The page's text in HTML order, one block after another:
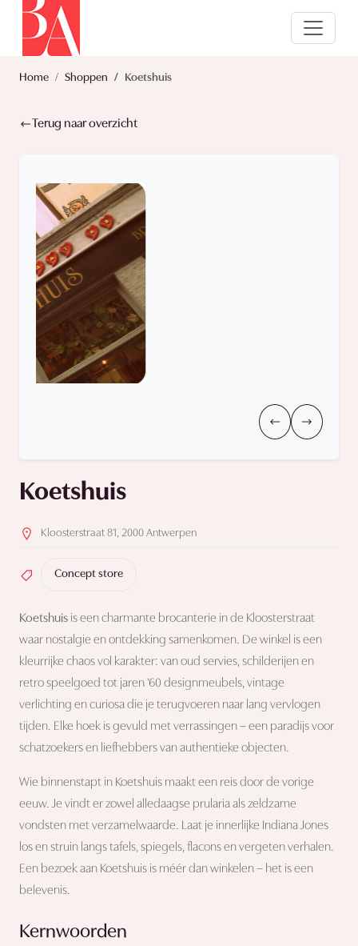
Home Shoppen Koetshuis
Terug naar overzicht
Koetshuis
Kloosterstraat 81, 2000 Antwerpen
Concept store
Koetshuis is een charmante brocanterie in de Kloosterstraat
waar nostalgie en ontdekking samenkomen. De winkel is een
kleurrijke chaos vol karakter: van oud servies, schilderijen en
retro speelgoed tot jaren ’60 designmeubels, vintage
verlichting en curiosa die je terugvoeren naar lang vervlogen
tijden. Elke hoek is gevuld met verrassingen – een paradijs voor
schatzoekers en liefhebbers van authentieke objecten.
Wie binnenstapt in Koetshuis maakt een reis door de vorige
eeuw. Je vindt er zowel alledaagse prularia als zeldzame
vondsten met verzamelwaarde. Laat je innerlijke Indiana Jones
los en struin langs tafels, spiegels, flacons en vergeten verhalen.
Een bezoek aan Koetshuis is méér dan winkelen – het is een
belevenis.
Kernwoorden